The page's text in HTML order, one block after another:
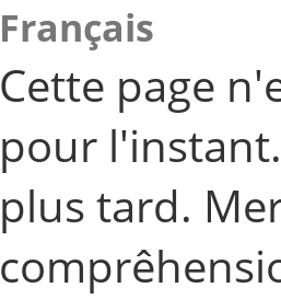
Français
Cette page
pour
plus tard.